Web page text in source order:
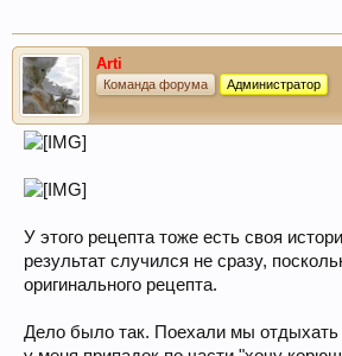
Arti
Команда форума Администратор
У этого рецепта тоже есть своя
результат случился не сразу,
оригинального рецепта.
Дело было так. Поехали мы